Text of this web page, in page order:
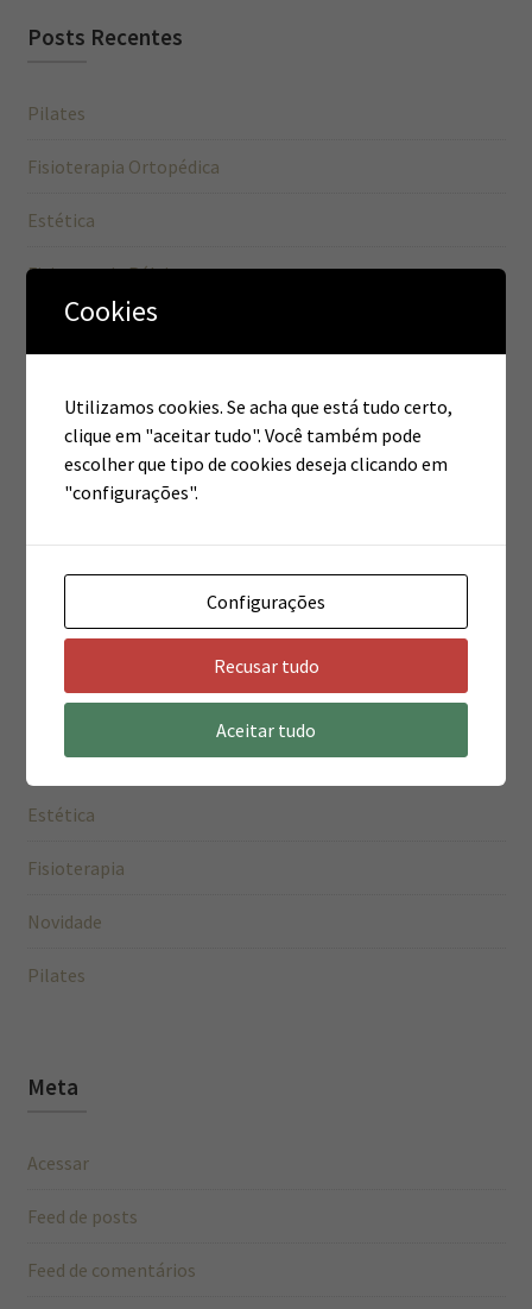
Posts Recentes
Pilates
Fisioterapia Ortopédica
Estética
Fisioterapia Pélvica
Arquivos
março 2020
setembro 2016
Estética
Fisioterapia
Novidade
Pilates
Meta
Acessar
Feed de posts
Feed de comentários
Cookies
Utilizamos cookies. Se acha que está tudo certo,
clique em "aceitar tudo". Você também pode
escolher que tipo de cookies deseja clicando em
"configurações".
Configurações
Recusar tudo
Aceitar tudo